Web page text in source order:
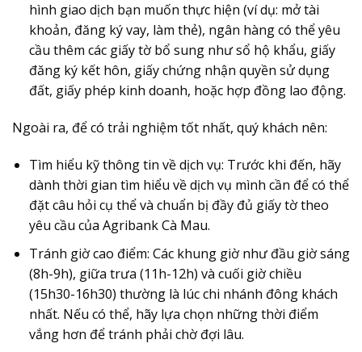
hình giao dịch bạn muốn thực hiện (ví dụ: mở tài
khoản, đăng ký vay, làm thẻ), ngân hàng có thể yêu
cầu thêm các giấy tờ bổ sung như sổ hộ khẩu, giấy
đăng ký kết hôn, giấy chứng nhận quyền sử dụng
đất, giấy phép kinh doanh, hoặc hợp đồng lao động.
Ngoài ra, để có trải nghiệm tốt nhất, quý khách nên:
Tìm hiểu kỹ thông tin về dịch vụ: Trước khi đến, hãy
dành thời gian tìm hiểu về dịch vụ mình cần để có thể
đặt câu hỏi cụ thể và chuẩn bị đầy đủ giấy tờ theo
yêu cầu của Agribank Cà Mau.
Tránh giờ cao điểm: Các khung giờ như đầu giờ sáng
(8h-9h), giữa trưa (11h-12h) và cuối giờ chiều
(15h30-16h30) thường là lúc chi nhánh đông khách
nhất. Nếu có thể, hãy lựa chọn những thời điểm
vắng hơn để tránh phải chờ đợi lâu.